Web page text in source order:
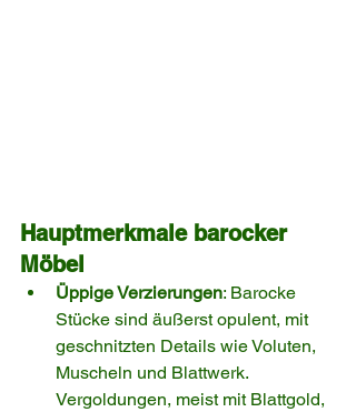
Hauptmerkmale barocker
Möbel
Üppige Verzierungen: Barocke
Stücke sind äußerst opulent, mit
geschnitzten Details wie Voluten,
Muscheln und Blattwerk.
Vergoldungen, meist mit Blattgold,